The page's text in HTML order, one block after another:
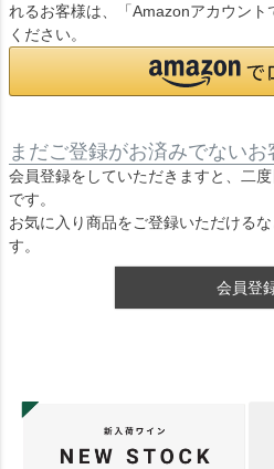
れるお客様は、「Amazonアカウン
ください。
まだご登録がお済みでないお
会員登録をしていただきますと、二
です。
お気に入り商品をご登録いただける
す。
会員登